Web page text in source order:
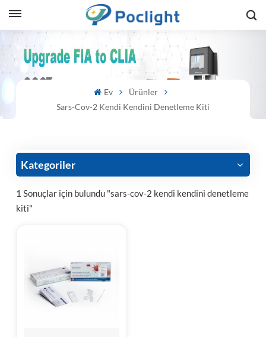
Ev
Ürünler
Sars-Cov-2 Kendi Kendini Denetleme Kiti
Kategoriler
1 Sonuçlar için bulundu "sars-cov-2 kendi kendini denetleme
kiti"